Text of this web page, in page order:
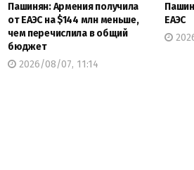
Пашинян: Армения получила
от ЕАЭС на $144 млн меньше,
чем перечислила в общий
бюджет
2026/08/07, 11:14
ЕАЭС